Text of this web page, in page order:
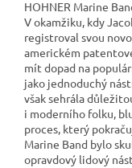
HOHNER Marine
V okamžiku, kdy
registroval svou
americkém
mít dopad na
jako jednoduchý
však sehrála
i moderního folku,
proces, který
Marine Band bylo
opravdový lidový